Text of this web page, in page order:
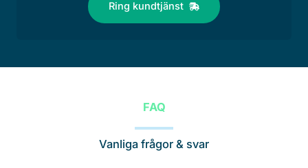
Ring kundtjänst
FAQ
Vanliga frågor & svar